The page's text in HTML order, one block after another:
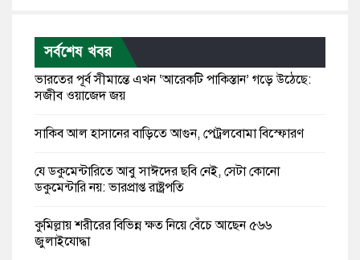
সর্বশেষ খবর
ভারতের পূর্ব সীমান্তে এখন ‘আরেকটি পাকিস্তান’ গড়ে উঠেছে:
সজীব ওয়াজেদ জয়
সাকিব আল হাসানের বাড়িতে আগুন, পেট্রলবোমা বিস্ফোরণ
যে ডকুমেন্টারিতে আবু সাঈদের ছবি নেই, সেটা কোনো
ডকুমেন্টারি নয়: ভারপ্রাপ্ত রাষ্ট্রপতি
কুমিল্লায় শরীরের বিভিন্ন ক্ষত নিয়ে বেঁচে আছেন ৫৬৬
জুলাইযোদ্ধা